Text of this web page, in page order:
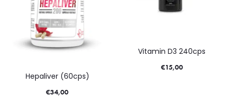
Hepaliver (60cps)
€34,00
Vitamin D3 240cps
€15,00